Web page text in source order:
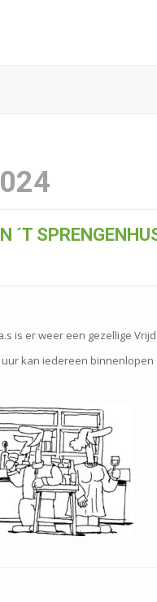
´T
is er weer een gezellige
uur kan iedereen